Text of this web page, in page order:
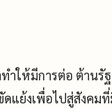
ให้มีการต่อ ต้านรั
แย้งเพื่อไปสู่สังคม